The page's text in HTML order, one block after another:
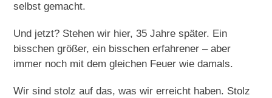
selbst gemacht.
Und jetzt? Stehen wir hier, 35 Jahre später. Ein
bisschen größer, ein bisschen erfahrener – aber
immer noch mit dem gleichen Feuer wie damals.
Wir sind stolz auf das, was wir erreicht haben. Stolz